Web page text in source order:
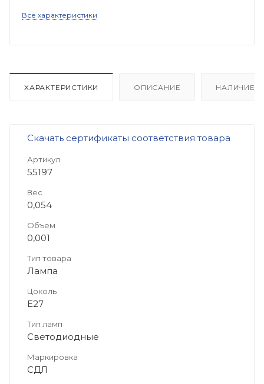
Все характеристики
ХАРАКТЕРИСТИКИ ОПИСАНИЕ НАЛИЧИЕ
Скачать сертификаты соответствия товара
Артикул
55197
Вес
0,054
Объем
0,001
Тип товара
Лампа
Цоколь
E27
Тип ламп
Светодиодные
Маркировка
СДЛ